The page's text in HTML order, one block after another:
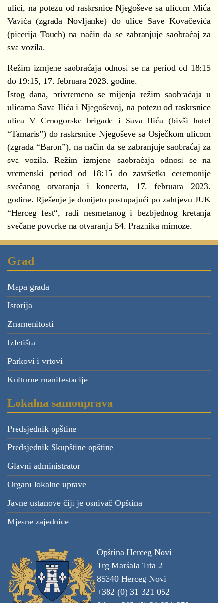
ulici, na potezu od raskrsnice Njegoševe sa ulicom Mića
Vavića (zgrada Novljanke) do ulice Save Kovačevića
(picerija Touch) na način da se zabranjuje saobraćaj za
sva vozila.
Režim izmjene saobraćaja odnosi se na period od 18:15
do 19:15, 17. februara 2023. godine.
Istog dana, privremeno se mijenja režim saobraćaja u
ulicama Sava Ilića i Njegoševoj, na potezu od raskrsnice
ulica V Crnogorske brigade i Sava Ilića (bivši hotel
“Tamaris”) do raskrsnice Njegoševe sa Osječkom ulicom
(zgrada “Baron”), na način da se zabranjuje saobraćaj za
sva vozila. Režim izmjene saobraćaja odnosi se na
vremenski period od 18:15 do završetka ceremonije
svečanog otvaranja i koncerta, 17. februara 2023.
godine. Rješenje je donijeto postupajući po zahtjevu JUK
“Herceg fest“, radi nesmetanog i bezbjednog kretanja
svečane povorke na otvaranju 54. Praznika mimoze.
Grad
Mapa grada
Istorija
Znamenitosti
Izletišta
Parkovi i vrtovi
Kulturne manifestacije
Lokalna samouprava
Predsjednik opštine
Predsjednik Skupštine opštine
Glavni administrator
Organi lokalne uprave
Javne ustanove čiji je osnivač Opština
Mjesne zajednice
Opština Herceg Novi
Trg Maršala Tita 2
85340 Herceg Novi
+382 (0) 31 321 052